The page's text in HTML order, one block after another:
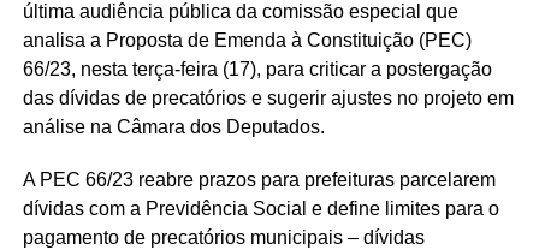
última audiência pública da comissão especial que
analisa a Proposta de Emenda à Constituição (PEC)
66/23, nesta terça-feira (17), para criticar a postergação
das dívidas de precatórios e sugerir ajustes no projeto em
análise na Câmara dos Deputados.
A PEC 66/23 reabre prazos para prefeituras parcelarem
dívidas com a Previdência Social e define limites para o
pagamento de precatóriosmunicipais – dívidas